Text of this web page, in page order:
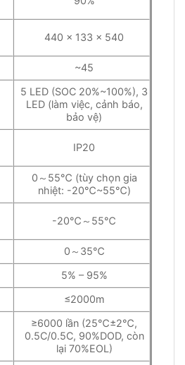
440 × 133 × 540
~45
5 LED (SOC 20%~100%), 3
LED (làm việc, cảnh báo,
bảo vệ)
IP20
0～55℃ (tùy chọn gia
nhiệt: -20℃~55℃)
-20℃～55℃
0～35℃
5% – 95%
≤2000m
≥6000 lần (25℃±2℃,
0.5C/0.5C, 90%DOD, còn
lại 70%EOL)